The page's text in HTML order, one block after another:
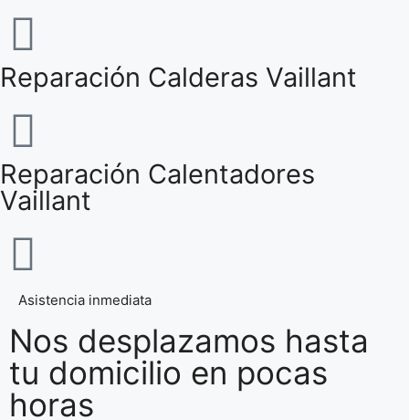
Reparación Calderas Vaillant
Reparación Calentadores
Vaillant
Asistencia inmediata
Nos desplazamos hasta
tu domicilio en pocas
horas